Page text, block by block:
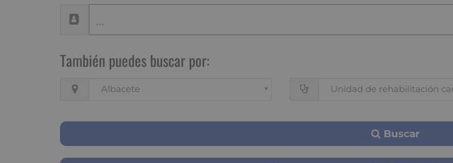
También puedes buscar por:
Albacete Unidad de rehabilitación
Buscar